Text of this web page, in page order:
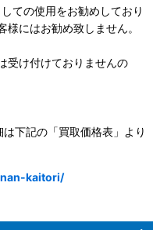
ての使用をお勧めしており
にはお勧め致しません。
受け付けておりませんの
下記の「買取価格表」より
kaitori/